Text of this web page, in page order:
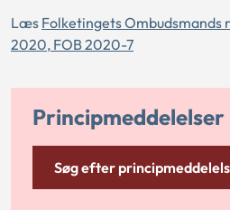
Læs Folketingets Ombudsmands
2020, FOB 2020-7
Principmeddelelser
Søg efter